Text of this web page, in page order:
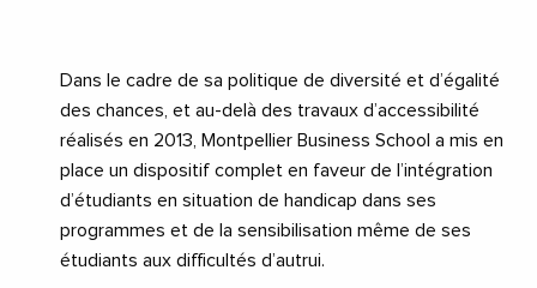
Dans le cadre de sa politique de diversité et d’égalité
des chances, et au-delà des travaux d’accessibilité
réalisés en 2013, Montpellier Business School a mis en
place un dispositif complet en faveur de l’intégration
d’étudiants en situation de handicap dans ses
programmes et de la sensibilisation même de ses
étudiants aux difficultés d’autrui.